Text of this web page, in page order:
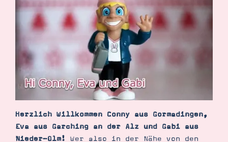
Gutscheine
Produkte erklärt
Über mich
Über Stampin’ Up!
Tipps & Tricks
Ordnungstipps
Herzlich Willkommen Conny aus Gormadingen,
Eva aus Garching an der Alz und Gabi aus
Nieder-Olm!
Wer also in der Nähe von den